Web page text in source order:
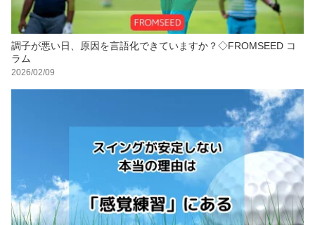
調子が悪い日、原因を言語化できていますか？◇FROMSEED コ
ラム
2026/02/09